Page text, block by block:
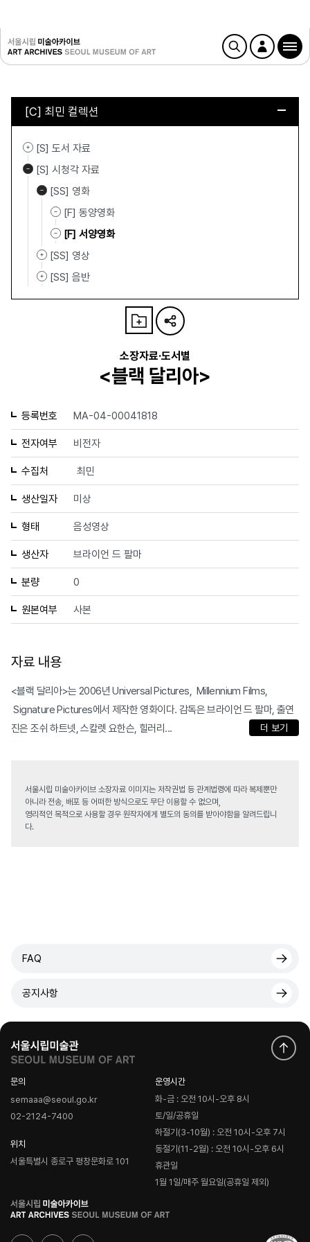
[C] 최민 컬렉션
[S] 도서 자료
[S] 시청각 자료
[SS] 영화
[F] 동양영화
[F] 서양영화
[SS] 영상
[SS] 음반
소장자료·도서별
<블랙 달리아>
등록번호 MA-04-00041818
전자여부 비전자
수집처 최민
생산일자 미상
형태 음성영상
생산자 브라이언 드 팔마
분량 0
원본여부 사본
자료 내용
<블랙 달리아>는 2006년 Universal Pictures, Millennium Films,
Signature Pictures에서 제작한 영화이다. 감독은 브라이언 드 팔마, 출연
진은 조쉬 하트넷, 스칼렛 요한슨, 힐러리...
더 보기
서울시립 미술아카이브 소장자료 이미지는 저작권법 등 관계법령에 따라 복제뿐만
아니라 전송, 배포 등 어떠한 방식으로도 무단 이용할 수 없으며,
영리적인 목적으로 사용할 경우 원작자에게 별도의 동의를 받아야함을 알려드립니
다.
FAQ
공지사항
문의
semaaa@seoul.go.kr
02-2124-7400
위치
서울특별시 종로구 평창문화로 101
운영시간
화-금 : 오전 10시-오후 8시
토/일/공휴일
하절기(3-10월) : 오전 10시-오후 7시
동절기(11-2월) : 오전 10시-오후 6시
휴관일
1월 1일/매주 월요일(공휴일 제외)
로
고